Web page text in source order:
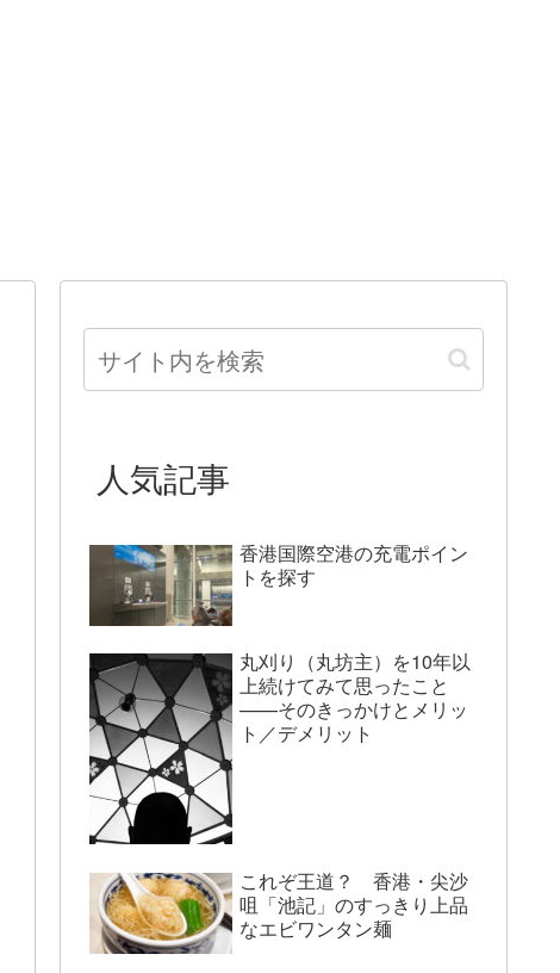
人気記事
香港国際空港の充電ポイン
トを探す
丸刈り（丸坊主）を10年以
上続けてみて思ったこと
——そのきっかけとメリッ
ト／デメリット
これぞ王道？ 香港・尖沙
咀「池記」のすっきり上品
なエビワンタン麺